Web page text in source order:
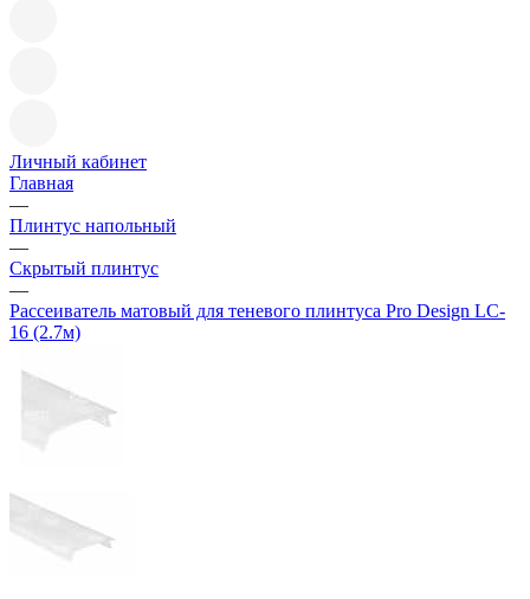
Личный кабинет
Главная
—
Плинтус напольный
—
Скрытый плинтус
—
Рассеиватель матовый для теневого плинтуса Pro Design LC-
16 (2.7м)